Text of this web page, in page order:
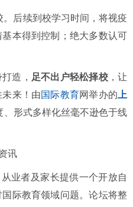
。后续到校学习时间，将视疫
本得到控制；绝大多数认可
造， 足不出户轻松择校，让
来！由国际教育网举办的 上
形式多样化丝毫不逊色于线
业者及家长提供一个开放自
际教育领域问题。论坛将整